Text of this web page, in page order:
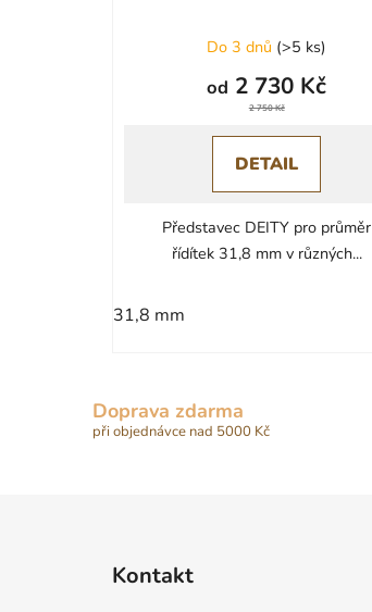
hodnocení
produktu
je
z
hvězdiček.
Do 3 dnů (>5 ks)
od 2 730 Kč
2 750 Kč
DETAIL
Představec DEITY pro průměr
řídítek 31,8 mm v různých...
31,8 mm
Doprava zdarma
při objednávce nad 5000 Kč
Kontakt